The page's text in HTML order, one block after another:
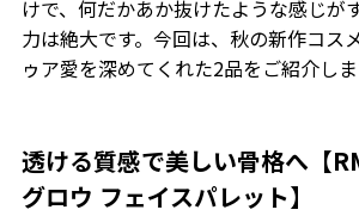
けで、何だかあか抜けたような感じが
力は絶大です。今回は、秋の新作コス
ゥア愛を深めてくれた2品をご紹介しま
透ける質感で美しい骨格へ【
グロウ フェイスパレット】